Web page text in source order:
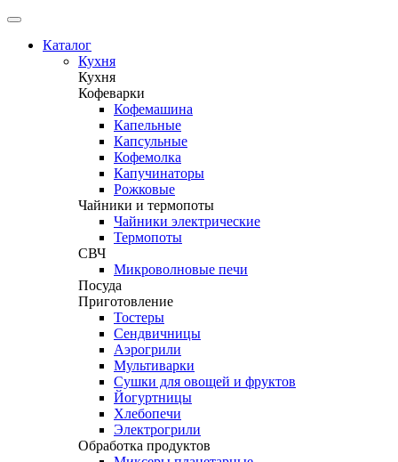
Каталог
Кухня
Кухня
Кофеварки
Кофемашина
Капельные
Капсульные
Кофемолка
Капучинаторы
Рожковые
Чайники и термопоты
Чайники электрические
Термопоты
СВЧ
Микроволновые печи
Посуда
Приготовление
Тостеры
Сендвичницы
Аэрогрили
Мультиварки
Сушки для овощей и фруктов
Йогуртницы
Хлебопечи
Электрогрили
Обработка продуктов